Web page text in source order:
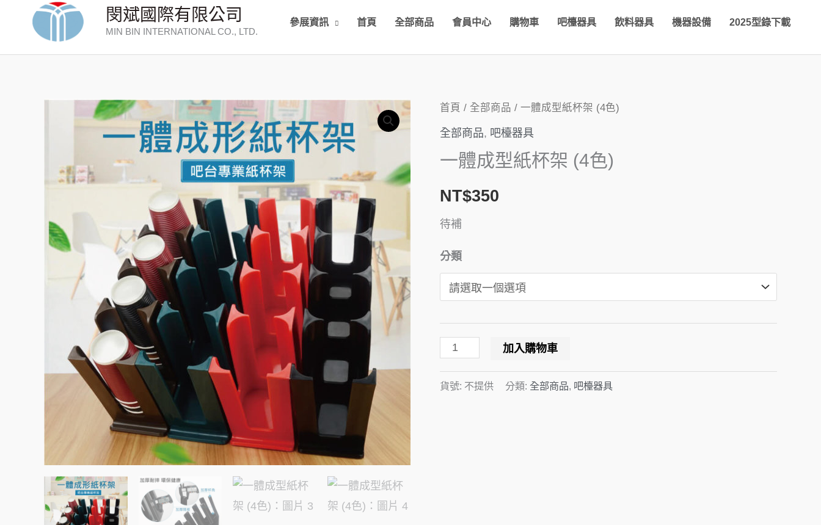
閔斌國際有限公司
MIN BIN INTERNATIONAL CO., LTD.
參展資訊 首頁 全部商品 會員中心 購物車 吧檯器具 飲料器具 機器設備 2025型錄下載
首頁 / 全部商品 / 一體成型紙杯架 (4色)
全部商品, 吧檯器具
一體成型紙杯架 (4色)
NT$350
待補
分類
一
體
紙
架
(4
數
加入購物車
貨號: 不提供 分類: 全部商品, 吧檯器具